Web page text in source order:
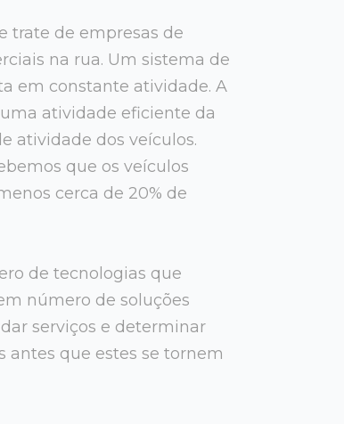
trate de empresas de
na rua. Um sistema de
em constante atividade. A
atividade eficiente da
atividade dos veículos.
que os veículos
cerca de 20% de
de tecnologias que
número de soluções
serviços e determinar
antes que estes se tornem